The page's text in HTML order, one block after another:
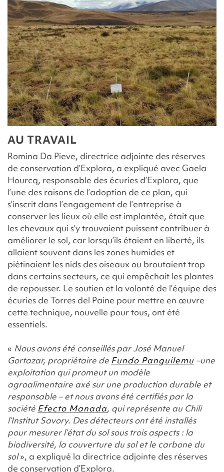
AU TRAVAIL
Romina Da Pieve, directrice adjointe des réserves
de conservation d’Explora, a expliqué avec Gaela
Hourcq, responsable des écuries d’Explora, que
l’une des raisons de l’adoption de ce plan, qui
s’inscrit dans l’engagement de l’entreprise à
conserver les lieux où elle est implantée, était que
les chevaux qui s’y trouvaient puissent contribuer à
améliorer le sol, car lorsqu’ils étaient en liberté, ils
allaient souvent dans les zones humides et
piétinaient les nids des oiseaux ou broutaient trop
dans certains secteurs, ce qui empêchait les plantes
de repousser. Le soutien et la volonté de l’équipe des
écuries de Torres del Paine pour mettre en œuvre
cette technique, nouvelle pour tous, ont été
essentiels.
« Nous avons été conseillés par José Manuel
Gortazar, propriétaire de Fundo Panguilemu –une
exploitation qui promeut un modèle
agroalimentaire axé sur une production durable et
responsable – et nous avons été certifiés par la
société Efecto Manada, qui représente au Chili
l’Institut Savory. Des détecteurs ont été installés
pour mesurer l’état du sol sous trois aspects : la
biodiversité, la couverture du sol et le carbone du
sol», a expliqué la directrice adjointe des réserves
de conservation d’Explora.